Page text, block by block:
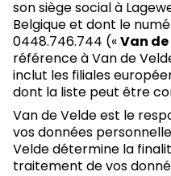
son siège social à
Belgique et dont le
0448.746.744 («Van
référence à Van de
inclut les filiales
dont la liste peut être
Van de Velde est le
vos données
Velde détermine la
traitement de vos